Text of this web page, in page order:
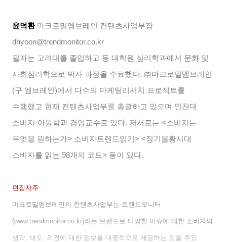
윤덕환마크로밀엠브레인 컨텐츠사업부장
dhyoon@trendmonitor.co.kr
필자는 고려대를 졸업하고 동 대학원 심리학과에서 문화 및
사회심리학으로 박사 과정을 수료했다.㈜마크로밀엠브레인
(구 엠브레인)에서 다수의 마케팅리서치 프로젝트를
수행했고 현재 컨텐츠사업부를 총괄하고 있으며 인천대
소비자·아동학과 겸임교수로 있다. 저서로는 <소비자는
무엇을 원하는가> 소비자트렌드읽기> <장기불황시대
소비자를 읽는 98개의 코드> 등이 있다.
편집자주
마크로밀엠브레인의 컨텐츠사업부는 트렌드모니터
(www.trendmonitor.co.kr)라는 브랜드로 다양한 이슈에 대한 소비자의
생각 ,태도 의견에 대한 정보를 대중적으로 제공하는 것을 주요